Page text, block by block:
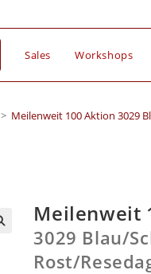
Sales Workshops
> Meilenweit 100 Aktion 3029
Meilenweit
3029 Blau/
Rost/